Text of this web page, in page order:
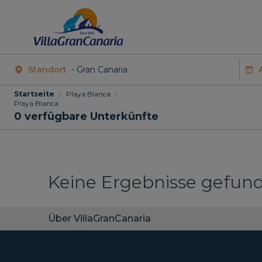
Standort
Startseite / Playa Blanca /
Playa Blanca
0 verfügbare Unterkünfte
Keine Ergebnisse
Über VillaGranCanaria